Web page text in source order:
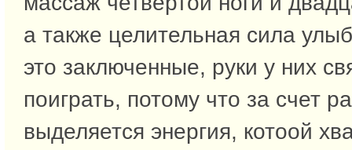
а также целительная сила
это заключенные, руки у них
поиграть, потому что за счет
выделяется энергия, котоой